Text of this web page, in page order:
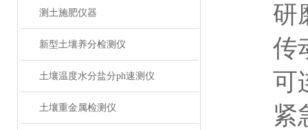
测土施肥仪器
新型土壤养分检测仪
土壤温度水分盐分ph速测仪
土壤重金属检测仪
研磨
传动
可连
紧急